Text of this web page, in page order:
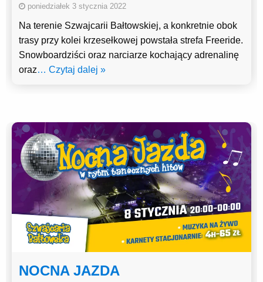
poniedziałek 3 stycznia 2022
Na terenie Szwajcarii Bałtowskiej, a konkretnie obok
trasy przy kolei krzesełkowej powstała strefa Freeride.
Snowboardziści oraz narciarze kochający adrenalinę
oraz… Czytaj dalej »
NOCNA JAZDA